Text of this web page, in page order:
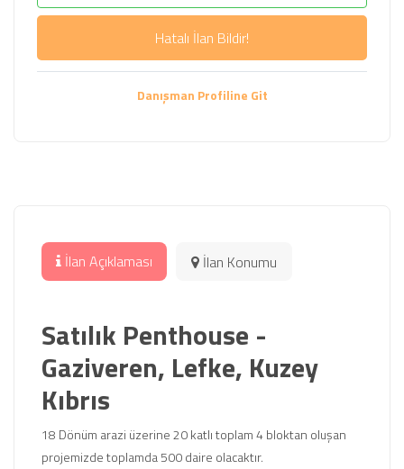
Hatalı İlan Bildir!
Danışman Profiline Git
İlan Açıklaması İlan Konumu
Satılık Penthouse -
Gaziveren, Lefke, Kuzey
Kıbrıs
18 Dönüm arazi üzerine 20 katlı toplam 4 bloktan oluşan
projemizde toplamda 500 daire olacaktır.